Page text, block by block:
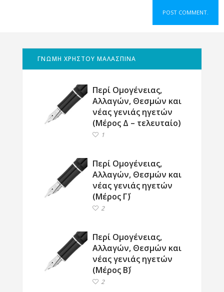
ΓΝΩΜΗ ΧΡΗΣΤΟΥ ΜΑΛΑΣΠΙΝΑ
Περί Ομογένειας,
Αλλαγών, Θεσμών και
νέας γενιάς ηγετών
(Μέρος Δ – τελευταίο)
1
Περί Ομογένειας,
Αλλαγών, Θεσμών και
νέας γενιάς ηγετών
(Μέρος Γ΄)
2
Περί Ομογένειας,
Αλλαγών, Θεσμών και
νέας γενιάς ηγετών
(Μέρος Β΄)
2